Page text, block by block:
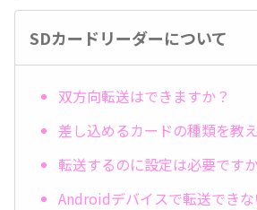
SDカードリーダーについて
双方向転送はできますか？
差し込めるカードの種類を教
転送するのに設定は必要です
Androidデバイスで転送でき